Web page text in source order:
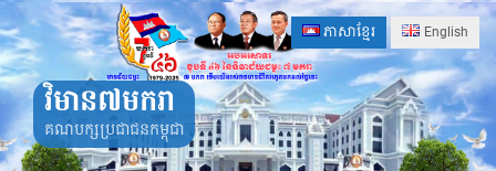
Skip
to
content
ភាសាខ្មែរ English
វិមាន៧មករា
គណបក្សប្រជាជនកម្ពុជា